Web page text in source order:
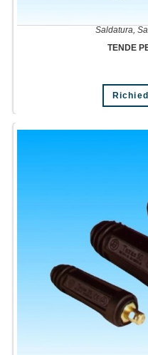
Saldatura,
TENDE